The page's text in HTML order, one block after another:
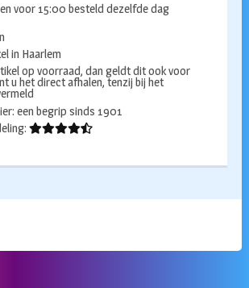
voor 15:00 besteld dezelfde dag
in Haarlem
op voorraad, dan geldt dit ook voor
u het direct afhalen, tenzij bij het
een begrip sinds 1901